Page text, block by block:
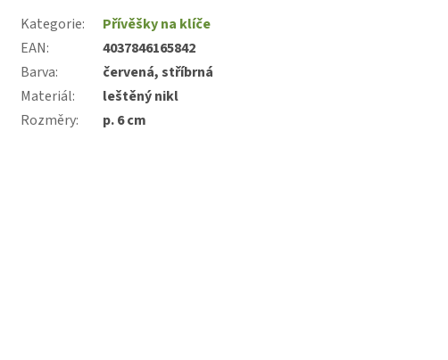
Kategorie:
Přívěšky na klíče
EAN:
4037846165842
Barva:
červená, stříbrná
Materiál:
leštěný nikl
Rozměry: p. 6 cm